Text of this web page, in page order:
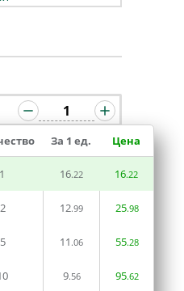
За 1 ед. Цена
1 16.22 16.22
2 12.99 25.98
5 11 .06 55.28
9.56 95.62
В КОРЗИНУ
комментарий
48 часов